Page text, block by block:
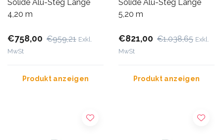
Solide Alu-Steg Länge
4,20 m
€758,00 €959,21 Exkl.
MwSt
Produkt anzeigen
Solide Alu-Steg Länge
5,20 m
€821,00 €1.038,65 Exkl.
MwSt
Produkt anzeigen